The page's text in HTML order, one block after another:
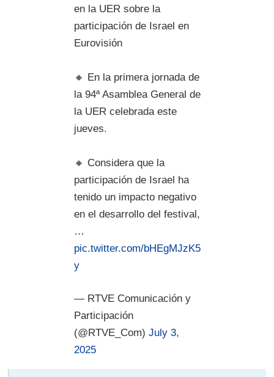
en la UER sobre la
participación de Israel en
Eurovisión
🔸 En la primera jornada de
la 94ª Asamblea General de
la UER celebrada este
jueves.
🔸 Considera que la
participación de Israel ha
tenido un impacto negativo
en el desarrollo del festival,
…
pic.twitter.com/bHEgMJzK5
y
— RTVE Comunicación y
Participación
(@RTVE_Com) July 3,
2025